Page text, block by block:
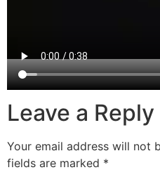
Leave a Reply
Your email address will not
fields are marked *